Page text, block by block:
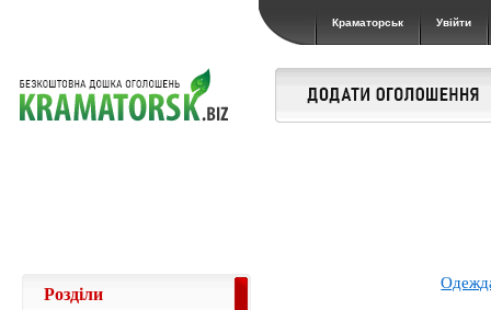
Краматорськ Увійти
Розділи